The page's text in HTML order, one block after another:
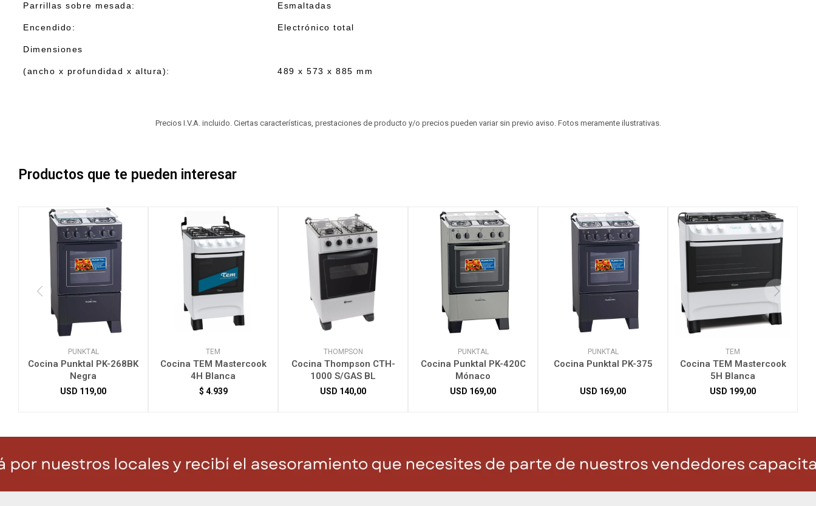
Parrillas sobre mesada: Esmaltadas
Encendido: Electrónico total
Dimensiones
(ancho x profundidad x altura): 489 x 573 x 885 mm
Precios I.V.A. incluido. Ciertas características, prestaciones de producto y/o precios pueden variar sin previo aviso. Fotos meramente ilustrativas.
Productos que te pueden interesar
PUNKTAL
Cocina Punktal PK-268BK
Negra
USD 119,00
TEM
Cocina TEM Mastercook
4H Blanca
$ 4.939
THOMPSON
Cocina Thompson CTH-
1000 S/GAS BL
USD 140,00
PUNKTAL
Cocina Punktal PK-420C
Mónaco
USD 169,00
PUNKTAL
Cocina Punktal PK-375
USD 169,00
TEM
Cocina TEM Mastercook
5H Blanca
USD 199,00